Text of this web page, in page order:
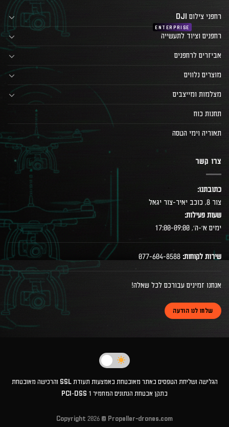
רחפני צילום DJI
רחפנים וציוד לתעשייה
אביזרים לרחפנים
מוצרים נלווים
מצלמות ומייצבים
תחנות כוח
תאוריה וימי הטסה
צרו קשר
כתובתנו:
צור 8, כוכב יאיר-צור יגאל
שעות פעילות:
ימים א׳-ה׳, 17:00-09:00
שירות לקוחות:
אנחנו זמינים עבורכם לכל שאלה!
שלחו לנו הודעה
הגלישה ושליחת הטפסים באתר מאובטחת באמצעות תעודת SSL והרכישה מאובטחת
בתקן אבטחת הנתונים המחמיר PCI-DSS 1
Copyright 2026 © Propeller-drones.com